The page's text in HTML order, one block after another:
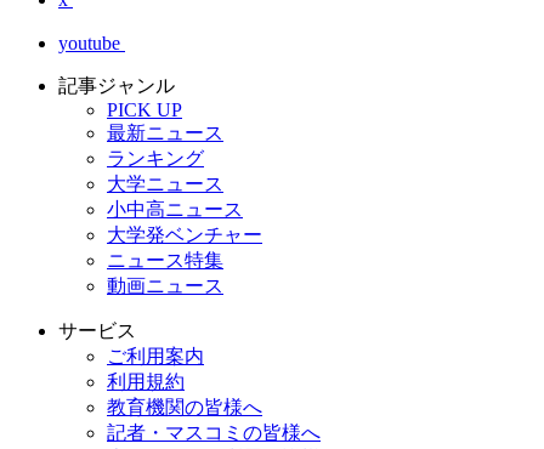
youtube
記事ジャンル
PICK UP
最新ニュース
ランキング
大学ニュース
小中高ニュース
大学発ベンチャー
ニュース特集
動画ニュース
サービス
ご利用案内
利用規約
教育機関の皆様へ
記者・マスコミの皆様へ